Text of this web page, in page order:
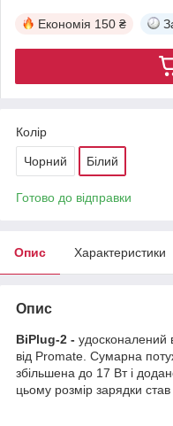
Економія 150 ₴
Колір
Чорний Білий
Готово до відправки
Опис Характеристики
Опис
BiPlug-2 - удосконалений
від Promate. Сумарна
збільшена до 17 Вт і
цьому розмір зарядки